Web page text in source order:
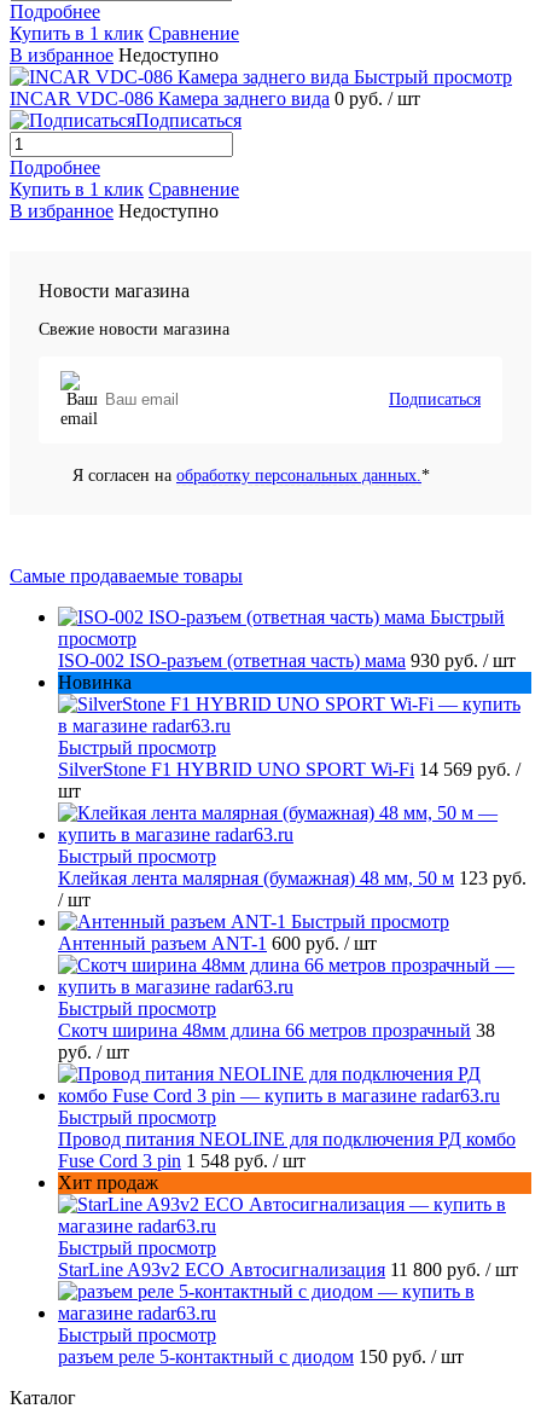
Подробнее
Купить в 1 клик Сравнение
В избранное Недоступно
Быстрый просмотр
INCAR VDC-086 Камера заднего вида 0 руб. / шт
Подписаться
Подробнее
Купить в 1 клик Сравнение
В избранное Недоступно
Новости магазина
Свежие новости магазина
Подписаться
Я согласен на обработку персональных данных. *
Самые продаваемые товары
Быстрый
просмотр
ISO-002 ISO-разъем (ответная часть) мама 930 руб. / шт
Новинка
Быстрый просмотр
SilverStone F1 HYBRID UNO SPORT Wi-Fi 14 569 руб. /
шт
Быстрый просмотр
Клейкая лента малярная (бумажная) 48 мм, 50 м 123 руб.
/ шт
Быстрый просмотр
Антенный разъем ANT-1 600 руб. / шт
Быстрый просмотр
Скотч ширина 48мм длина 66 метров прозрачный 38
руб. / шт
Быстрый просмотр
Провод питания NEOLINE для подключения РД комбо
Fuse Cord 3 pin 1 548 руб. / шт
Хит продаж
Быстрый просмотр
StarLine A93v2 ECO Автосигнализация 11 800 руб. / шт
Быстрый просмотр
разъем реле 5-контактный с диодом 150 руб. / шт
Каталог